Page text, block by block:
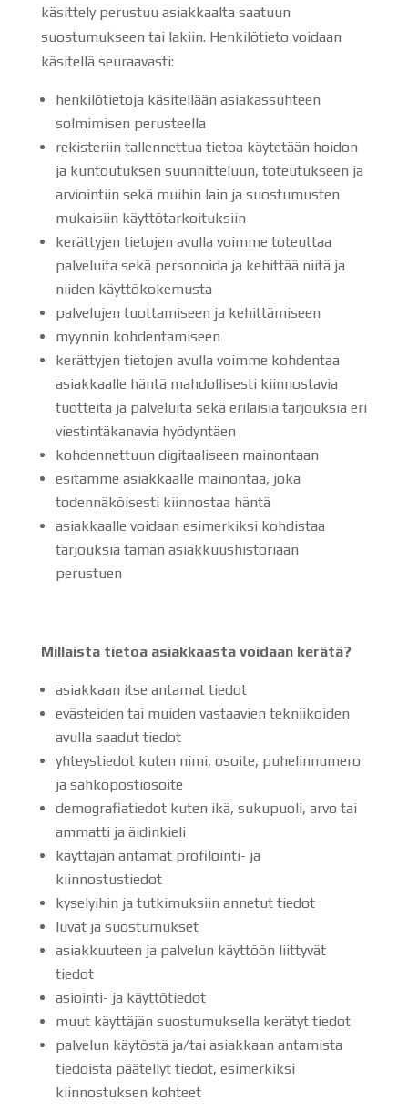
käsittely perustuu asiakkaalta saatuun
suostumukseen tai lakiin. Henkilötieto voidaan
käsitellä seuraavasti:
henkilötietoja käsitellään asiakassuhteen
solmimisen perusteella
rekisteriin tallennettua tietoa käytetään hoidon
ja kuntoutuksen suunnitteluun, toteutukseen ja
arviointiin sekä muihin lain ja suostumusten
mukaisiin käyttötarkoituksiin
kerättyjen tietojen avulla voimme toteuttaa
palveluita sekä personoida ja kehittää niitä ja
niiden käyttökokemusta
palvelujen tuottamiseen ja kehittämiseen
myynnin kohdentamiseen
kerättyjen tietojen avulla voimme kohdentaa
asiakkaalle häntä mahdollisesti kiinnostavia
tuotteita ja palveluita sekä erilaisia tarjouksia eri
viestintäkanavia hyödyntäen
kohdennettuun digitaaliseen mainontaan
esitämme asiakkaalle mainontaa, joka
todennäköisesti kiinnostaa häntä
asiakkaalle voidaan esimerkiksi kohdistaa
tarjouksia tämän asiakkuushistoriaan
perustuen
Millaista tietoa asiakkaasta voidaan kerätä?
asiakkaan itse antamat tiedot
evästeiden tai muiden vastaavien tekniikoiden
avulla saadut tiedot
yhteystiedot kuten nimi, osoite, puhelinnumero
ja sähköpostiosoite
demografiatiedot kuten ikä, sukupuoli, arvo tai
ammatti ja äidinkieli
käyttäjän antamat profilointi- ja
kiinnostustiedot
kyselyihin ja tutkimuksiin annetut tiedot
luvat ja suostumukset
asiakkuuteen ja palvelun käyttöön liittyvät
tiedot
asiointi- ja käyttötiedot
muut käyttäjän suostumuksella kerätyt tiedot
palvelun käytöstä ja/tai asiakkaan antamista
tiedoista päätellyt tiedot, esimerkiksi
kiinnostuksen kohteet